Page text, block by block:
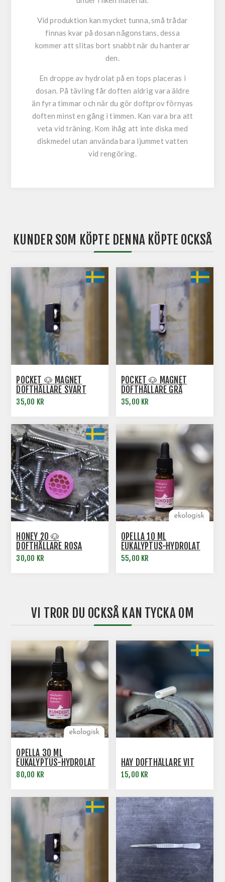
Vid produktion kan mycket tunna, små trådar
finnas kvar på dosan någonstans, dessa
kommer att slitas bort snabbt när du hanterar
den.
En droppe av hydrolat på en tops placeras i
dosan. På tävling får doften aldrig vara äldre
än fyra timmar och när du gör doftprov förnyas
doften minst en gång i timmen. Kan vara bra att
veta vid träning. Kom ihåg att inte diska med
diskmedel utan använda bara ljummet vatten
vid rengöring.
KUNDER SOM KÖPTE DENNA KÖPTE OCKSÅ
POCKET 🐶 MAGNET
DOFTHÅLLARE SVART
35,00 KR
POCKET 🐶 MAGNET
DOFTHÅLLARE GRÅ
35,00 KR
HONEY 20 🐶
DOFTHÅLLARE ROSA
30,00 KR
OPELLA 10 ML
EUKALYPTUS-HYDROLAT
NOSE WORK
55,00 KR
VI TROR DU OCKSÅ KAN TYCKA OM
OPELLA 30 ML
EUKALYPTUS-HYDROLAT
NOSE WORK
80,00 KR
HAY DOFTHÅLLARE VIT
15,00 KR